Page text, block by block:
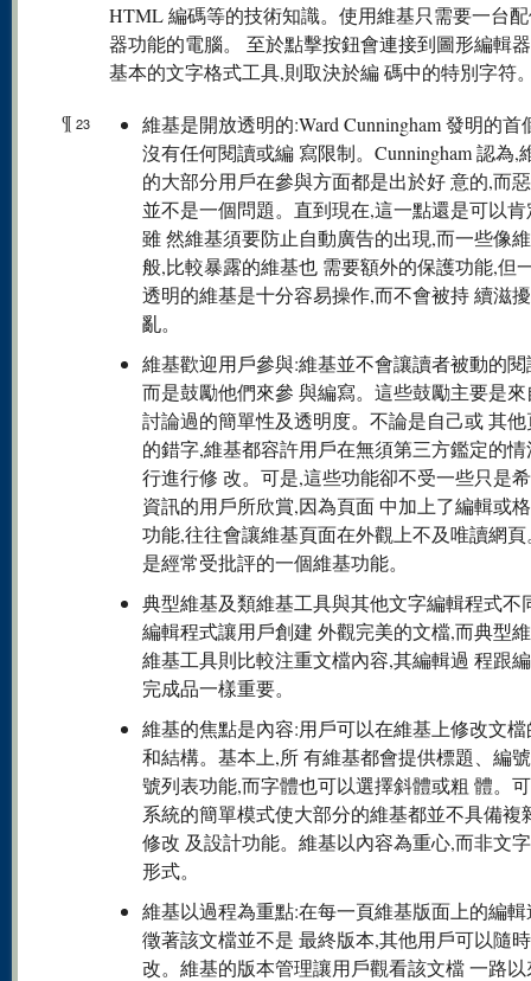
HTML 編碼等的技術知識。使用維基只需要一台
器功能的電腦。 至於點擊按鈕會連接到圖形編輯
基本的文字格式工具,則取決於編 碼中的特別字符
¶ 23
維基是開放透明的:Ward Cunningham 發明的首
沒有任何閱讀或編 寫限制。Cunningham 認為,
的大部分用戶在參與方面都是出於好 意的,而
並不是一個問題。直到現在,這一點還是可以
雖 然維基須要防止自動廣告的出現,而一些像
般,比較暴露的維基也 需要額外的保護功能,但
透明的維基是十分容易操作,而不會被持 續滋
亂。
維基歡迎用戶參與:維基並不會讓讀者被動的
而是鼓勵他們來參 與編寫。這些鼓勵主要是
討論過的簡單性及透明度。不論是自己或 其
的錯字,維基都容許用戶在無須第三方鑑定的
行進行修 改。可是,這些功能卻不受一些只是
資訊的用戶所欣賞,因為頁面 中加上了編輯或
功能,往往會讓維基頁面在外觀上不及唯讀網
是經常受批評的一個維基功能。
典型維基及類維基工具與其他文字編輯程式不
編輯程式讓用戶創建 外觀完美的文檔,而典型
維基工具則比較注重文檔內容,其編輯過 程跟
完成品一樣重要。
維基的焦點是內容:用戶可以在維基上修改文
和結構。基本上,所 有維基都會提供標題、編
號列表功能,而字體也可以選擇斜體或粗 體。
系統的簡單模式使大部分的維基都並不具備複
修改 及設計功能。維基以內容為重心,而非文
形式。
維基以過程為重點:在每一頁維基版面上的編
徵著該文檔並不是 最終版本,其他用戶可以隨
改。維基的版本管理讓用戶觀看該文檔 一路